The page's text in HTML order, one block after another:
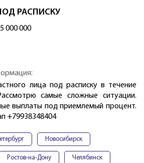
РАСПИСКУ
000 000
лица под расписку в течение
самые сложные ситуации.
выплаты под приемлемый процент.
+79938348404
Новосибирск
Ростов-на-Дону Челябинск